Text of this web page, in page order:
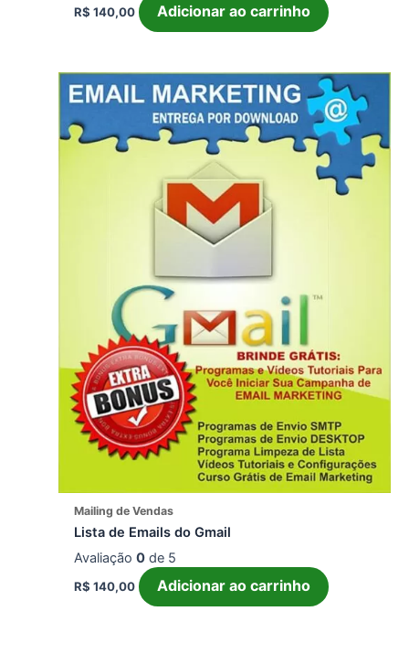
R$ 140,00 Adicionar ao carrinho
Mailing de Vendas
Lista de Emails do Gmail
Avaliação0 de 5
R$ 140,00 Adicionar ao carrinho